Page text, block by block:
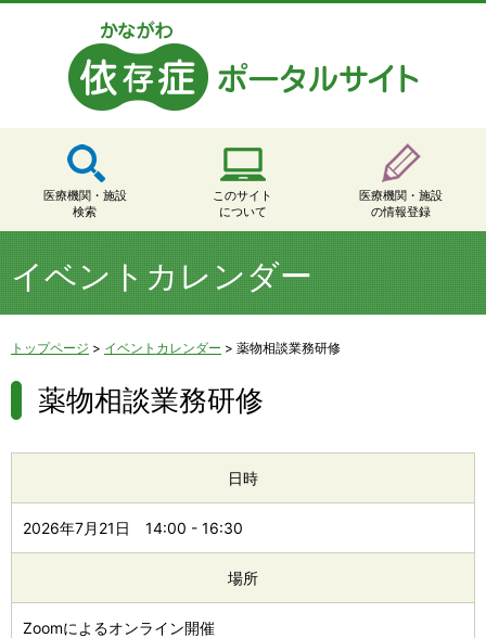
医療機関・施設
検索
このサイト
について
医療機関・施設
の情報登録
イベントカレンダー
トップページ > イベントカレンダー > 薬物相談業務研修
薬物相談業務研修
日時
2026年7月21日 14:00 - 16:30
場所
Zoomによるオンライン開催